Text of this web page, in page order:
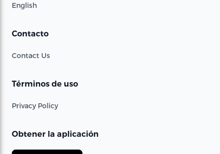
English
Contacto
Contact Us
Términos de uso
Privacy Policy
Obtener la aplicación